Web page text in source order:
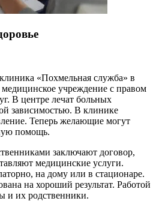
«Похмельная служба» в
учреждение с правом
В центре лечат больных
зависимостью. В клинике
Теперь желающие могут
помощь.
заключают договор,
медицинские услуги.
на дому или в стационаре.
на хороший результат. Работой
и их родственники.